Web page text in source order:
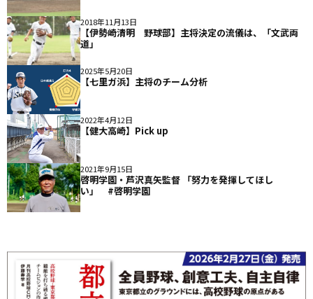
2018年11月13日
【伊勢崎清明 野球部】主将決定の流儀は、「文武両
道」
2025年5月20日
【七里ガ浜】主将のチーム分析
2022年4月12日
【健大高崎】Pick up
2021年9月15日
啓明学園・芦沢真矢監督 「努力を発揮してほし
い」 #啓明学園